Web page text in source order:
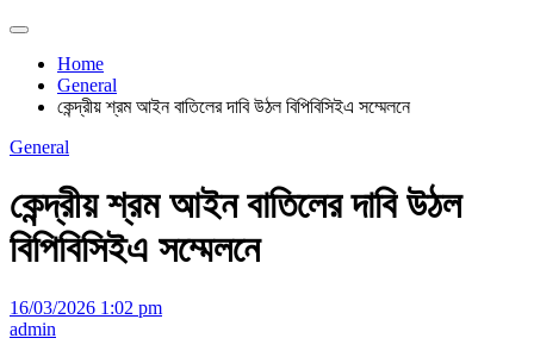
Home
General
কেন্দ্রীয় শ্রম আইন বাতিলের দাবি উঠল বিপিবিসিইএ সম্মেলনে
General
কেন্দ্রীয় শ্রম আইন বাতিলের দাবি উঠল
বিপিবিসিইএ সম্মেলনে
16/03/2026 1:02 pm
admin